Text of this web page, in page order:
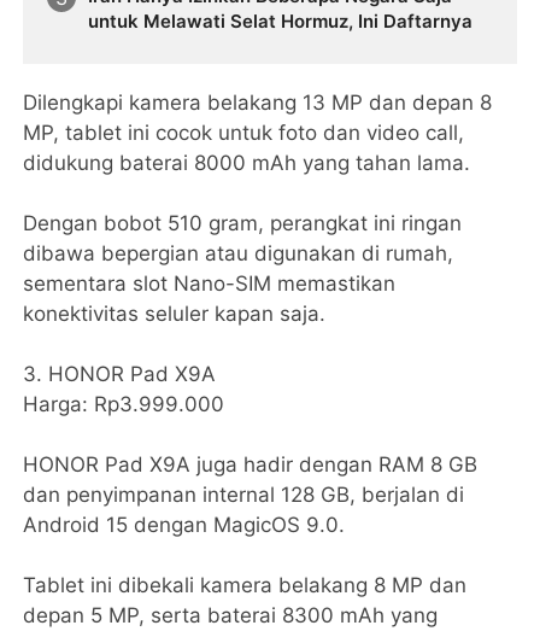
untuk Melawati Selat Hormuz, Ini Daftarnya
Dilengkapi kamera belakang 13 MP dan depan 8
MP, tablet ini cocok untuk foto dan video call,
didukung baterai 8000 mAh yang tahan lama.
Dengan bobot 510 gram, perangkat ini ringan
dibawa bepergian atau digunakan di rumah,
sementara slot Nano-SIM memastikan
konektivitas seluler kapan saja.
3. HONOR Pad X9A
Harga: Rp3.999.000
HONOR Pad X9A juga hadir dengan RAM 8 GB
dan penyimpanan internal 128 GB, berjalan di
Android 15 dengan MagicOS 9.0.
Tablet ini dibekali kamera belakang 8 MP dan
depan 5 MP, serta baterai 8300 mAh yang